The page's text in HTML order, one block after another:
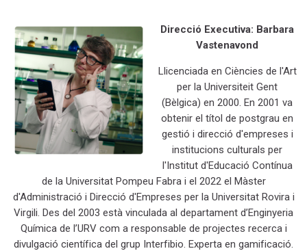
Direcció Executiva: Barbara
Vastenavond
Llicenciada en Ciències de l'Art
per la Universiteit Gent
(Bèlgica) en 2000. En 2001 va
obtenir el títol de postgrau en
gestió i direcció d'empreses i
institucions culturals per
l'Institut d'Educació Contínua
de la Universitat Pompeu Fabra i el 2022 el Màster
d'Administració i Direcció d'Empreses per la Universitat Rovira i
Virgili. Des del 2003 està vinculada al departament d’Enginyeria
Química de l’URV com a responsable de projectes recerca i
divulgació científica del grup Interfibio. Experta en gamificació.